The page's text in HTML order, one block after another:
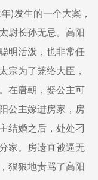
发生的一个大案，
尉长孙无忌。高阳
明活泼，也非常任
宗为了笼络大臣，
在唐朝，娶公主可
公主嫁进房家，房
结婚之后，处处刁
家。房遗直被逼无
狠狠地责骂了高阳